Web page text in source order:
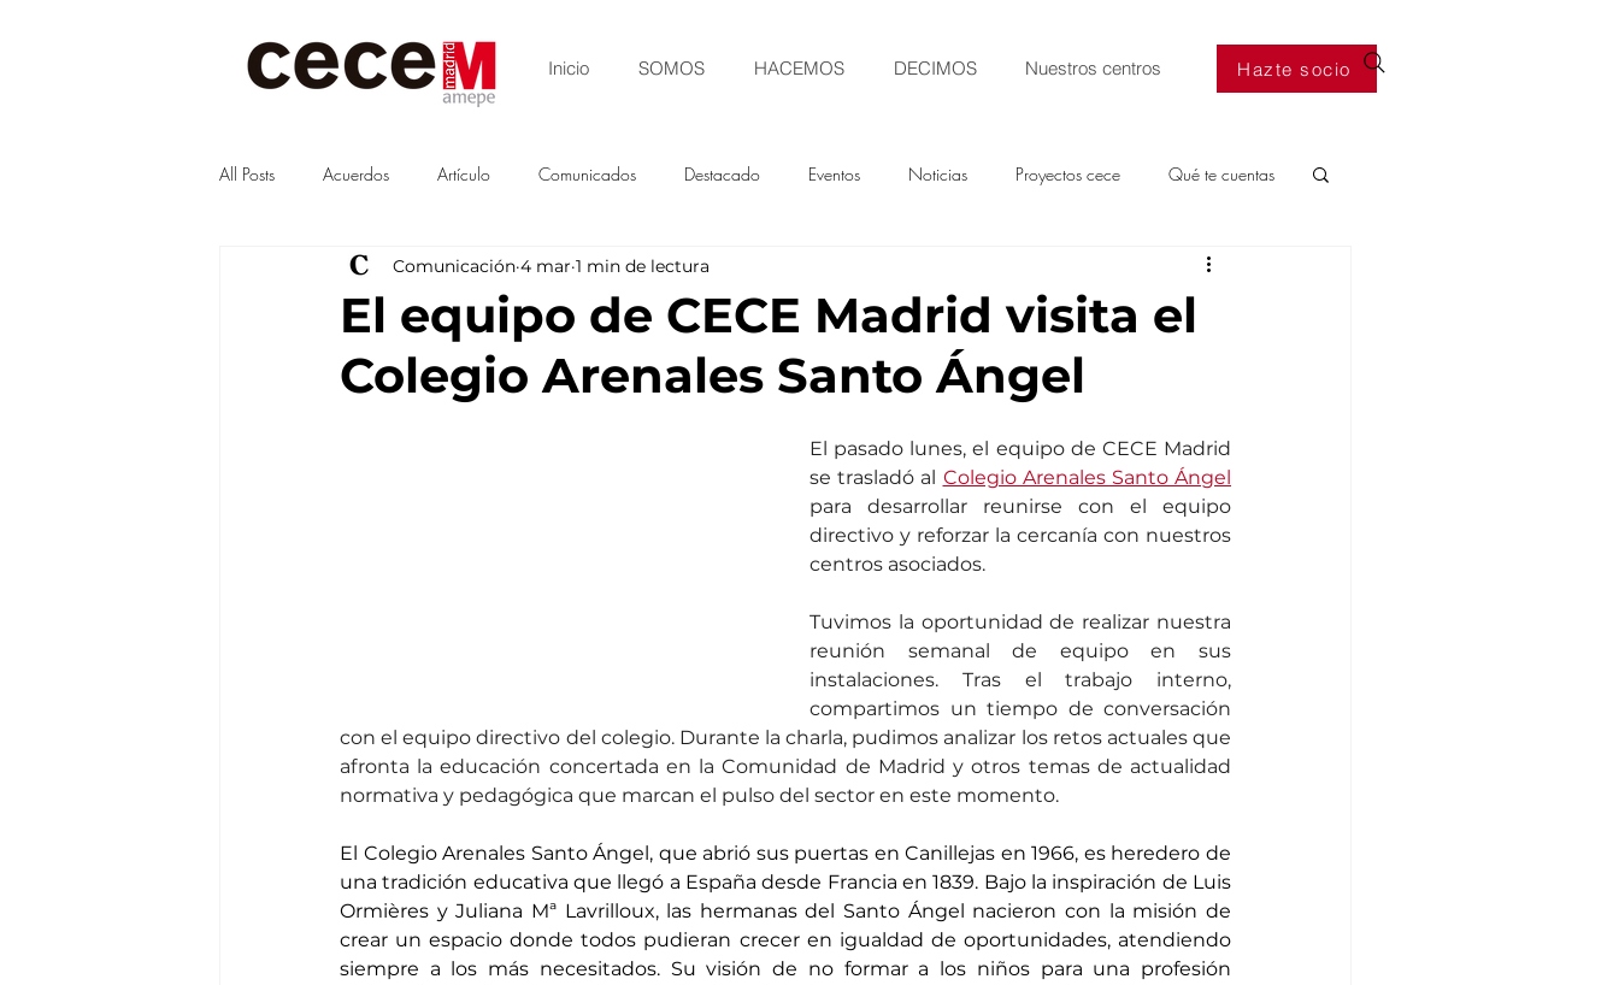
Inicio SOMOS HACEMOS DECIMOS Nuestros centros Hazte socio
All Posts Acuerdos Artículo Comunicados Destacado Eventos Noticias Proyectos cece Qué te cuentas
junta Guías
El equipo de CECE Madrid visita el
Colegio Arenales Santo Ángel
Comunicación 4 mar 1 min de lectura
El pasado lunes, el equipo de CECE Madrid
se trasladó al Colegio Arenales Santo Ángel
para desarrollar reunirse con el equipo
directivo y reforzar la cercanía con nuestros
centros asociados.
Tuvimos la oportunidad de realizar nuestra
reunión semanal de equipo en sus
instalaciones. Tras el trabajo interno,
compartimos un tiempo de conversación
con el equipo directivo del colegio. Durante la charla, pudimos analizar los retos actuales que
afronta la educación concertada en la Comunidad de Madrid y otros temas de actualidad
normativa y pedagógica que marcan el pulso del sector en este momento.
El Colegio Arenales Santo Ángel, que abrió sus puertas en Canillejas en 1966, es heredero de
una tradición educativa que llegó a España desde Francia en 1839. Bajo la inspiración de Luis
Ormières y Juliana Mª Lavrilloux, las hermanas del Santo Ángel nacieron con la misión de
crear un espacio donde todos pudieran crecer en igualdad de oportunidades, atendiendo
siempre a los más necesitados. Su visión de no formar a los niños para una profesión